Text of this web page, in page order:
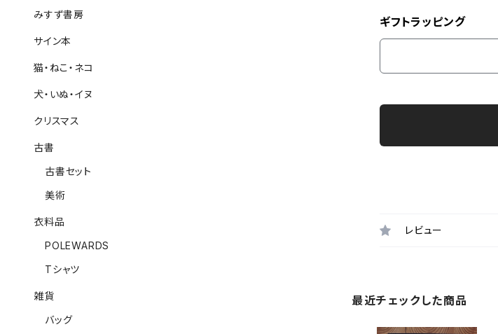
ギフトラッピング
レビュー
最近チェックした商品
みすず書房
サイン本
猫・ねこ・ネコ
犬・いぬ・イヌ
クリスマス
古書
古書セット
美術
衣料品
POLEWARDS
Tシャツ
雑貨
バッグ